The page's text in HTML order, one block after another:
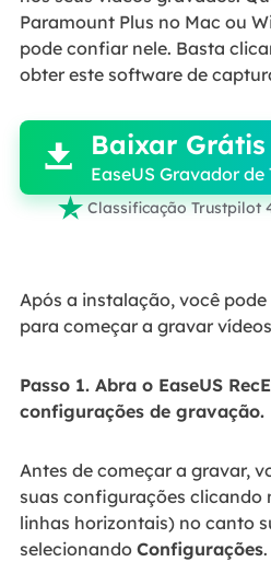
Paramount Plus no Mac ou
pode confiar nele. Basta
obter este software de

 Baixar Grátis
EaseUS Gravador de
 Classificação Trustpilot
Após a instalação, você
para começar a gravar
Passo 1. Abra o EaseUS
configurações de gravação.
Antes de começar a gravar,
suas configurações clicando
linhas horizontais) no canto
selecionando Configurações